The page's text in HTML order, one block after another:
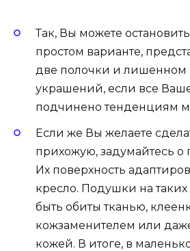
Так, Вы можете
простом варианте,
две полочки и лишенном
украшений, если все
подчинено тенденциям
Если же Вы желаете
прихожую, задумайтесь о
Их поверхность
кресло. Подушки на таких
быть обиты тканью,
кожзаменителем или
кожей. В итоге, в